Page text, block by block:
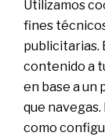
Utilizamos
fines
publicitarias.
contenido a
en base a un
que
como